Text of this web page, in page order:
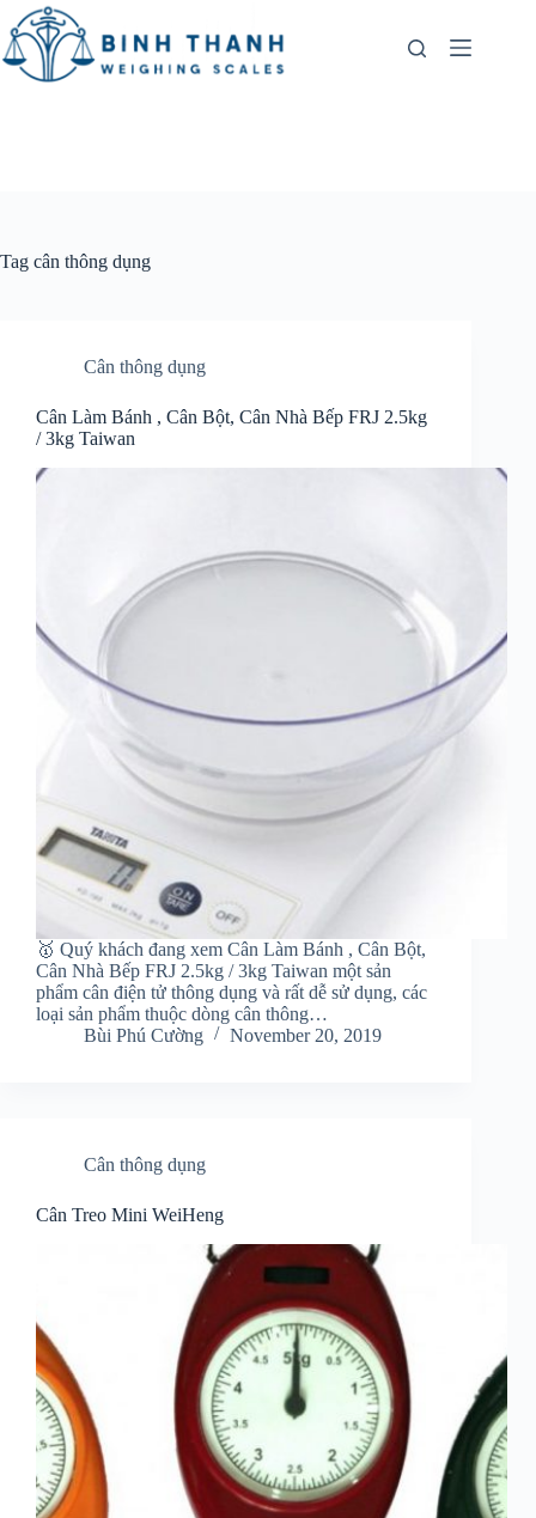
Skip
to
content
Tag cân thông dụng
Cân thông dụng
Cân Làm Bánh , Cân Bột, Cân Nhà Bếp FRJ 2.5kg
/ 3kg Taiwan
🥇 Quý khách đang xem Cân Làm Bánh , Cân Bột,
Cân Nhà Bếp FRJ 2.5kg / 3kg Taiwan một sản
phẩm cân điện tử thông dụng và rất dễ sử dụng, các
loại sản phẩm thuộc dòng cân thông…
Bùi Phú Cường
November 20, 2019
Cân thông dụng
Cân Treo Mini WeiHeng